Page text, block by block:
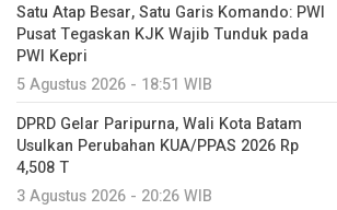
Satu Atap Besar, Satu Garis Komando: PWI
Pusat Tegaskan KJK Wajib Tunduk pada
PWI Kepri
5 Agustus 2026 - 18:51 WIB
DPRD Gelar Paripurna, Wali Kota Batam
Usulkan Perubahan KUA/PPAS 2026 Rp
4,508 T
3 Agustus 2026 - 20:26 WIB